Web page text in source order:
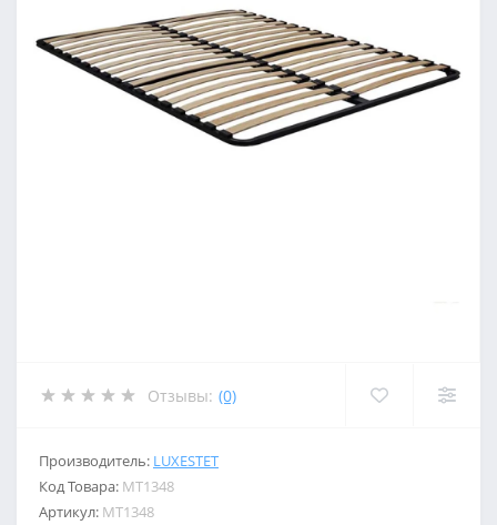
Отзывы: (0)
Производитель: LUXESTET
Код Товара: МТ1348
Артикул: МТ1348